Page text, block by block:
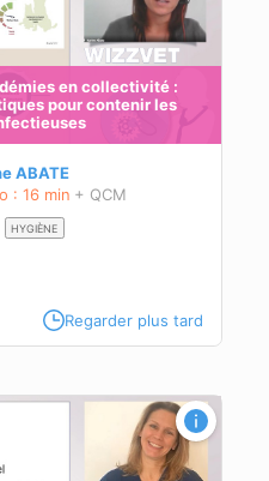
en collectivité :
pour contenir les
ABATE
: 16 min + QCM
HYGIÈNE
Regarder plus tard